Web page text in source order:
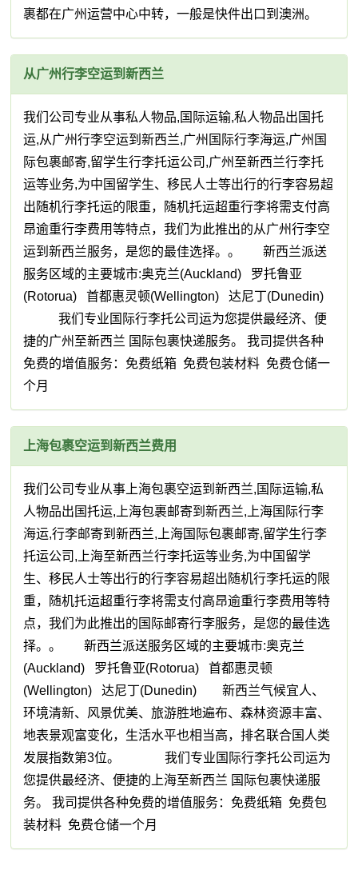
裹都在广州运营中心中转，一般是快件出口到澳洲。
从广州行李空运到新西兰
我们公司专业从事私人物品,国际运输,私人物品出国托
运,从广州行李空运到新西兰,广州国际行李海运,广州国
际包裹邮寄,留学生行李托运公司,广州至新西兰行李托
运等业务,为中国留学生、移民人士等出行的行李容易超
出随机行李托运的限重，随机托运超重行李将需支付高
昂逾重行李费用等特点，我们为此推出的从广州行李空
运到新西兰服务，是您的最佳选择。。 新西兰派送
服务区域的主要城市:奥克兰(Auckland) 罗托鲁亚
(Rotorua) 首都惠灵顿(Wellington) 达尼丁(Dunedin)
我们专业国际行李托公司运为您提供最经济、便
捷的广州至新西兰 国际包裹快递服务。 我司提供各种
免费的增值服务：免费纸箱 免费包装材料 免费仓储一
个月
上海包裹空运到新西兰费用
我们公司专业从事上海包裹空运到新西兰,国际运输,私
人物品出国托运,上海包裹邮寄到新西兰,上海国际行李
海运,行李邮寄到新西兰,上海国际包裹邮寄,留学生行李
托运公司,上海至新西兰行李托运等业务,为中国留学
生、移民人士等出行的行李容易超出随机行李托运的限
重，随机托运超重行李将需支付高昂逾重行李费用等特
点，我们为此推出的国际邮寄行李服务，是您的最佳选
择。。 新西兰派送服务区域的主要城市:奥克兰
(Auckland) 罗托鲁亚(Rotorua) 首都惠灵顿
(Wellington) 达尼丁(Dunedin) 新西兰气候宜人、
环境清新、风景优美、旅游胜地遍布、森林资源丰富、
地表景观富变化，生活水平也相当高，排名联合国人类
发展指数第3位。 我们专业国际行李托公司运为
您提供最经济、便捷的上海至新西兰 国际包裹快递服
务。 我司提供各种免费的增值服务：免费纸箱 免费包
装材料 免费仓储一个月